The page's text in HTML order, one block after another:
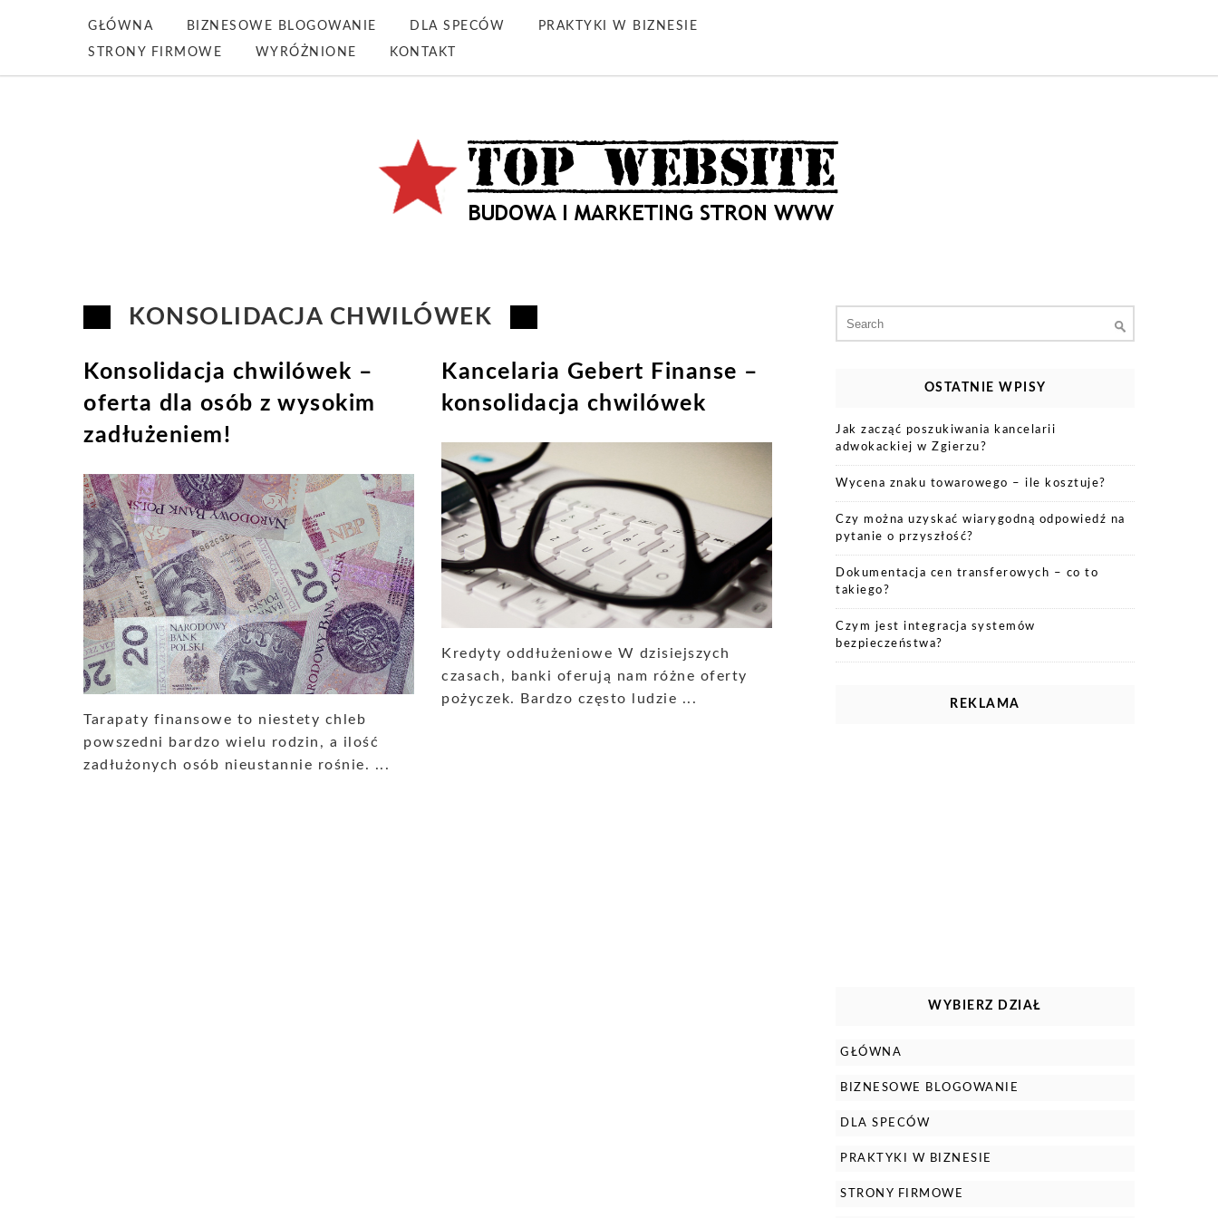
GŁÓWNA BIZNESOWE BLOGOWANIE DLA SPECÓW PRAKTYKI W BIZNESIE
STRONY FIRMOWE WYRÓŻNIONE KONTAKT
KONSOLIDACJA CHWILÓWEK
Konsolidacja chwilówek –
oferta dla osób z wysokim
zadłużeniem!
Tarapaty finansowe to niestety chleb
powszedni bardzo wielu rodzin, a ilość
zadłużonych osób nieustannie rośnie. ...
Kancelaria Gebert Finanse –
konsolidacja chwilówek
Kredyty oddłużeniowe W dzisiejszych
czasach, banki oferują nam różne oferty
pożyczek. Bardzo często ludzie ...
for:
OSTATNIE WPISY
Jak zacząć poszukiwania kancelarii
adwokackiej w Zgierzu?
Wycena znaku towarowego – ile kosztuje?
Czy można uzyskać wiarygodną odpowiedź na
pytanie o przyszłość?
Dokumentacja cen transferowych – co to
takiego?
Czym jest integracja systemów
bezpieczeństwa?
REKLAMA
WYBIERZ DZIAŁ
GŁÓWNA
BIZNESOWE BLOGOWANIE
DLA SPECÓW
PRAKTYKI W BIZNESIE
STRONY FIRMOWE